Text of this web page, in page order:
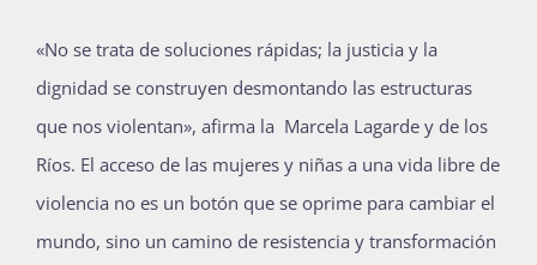
«No se trata de soluciones rápidas; la justicia y la
dignidad se construyen desmontando las estructuras
que nos violentan», afirma la Marcela Lagarde y de los
Ríos. El acceso de las mujeres y niñas a una vida libre de
violencia no es un botón que se oprime para cambiar el
mundo, sino un camino de resistencia y transformación